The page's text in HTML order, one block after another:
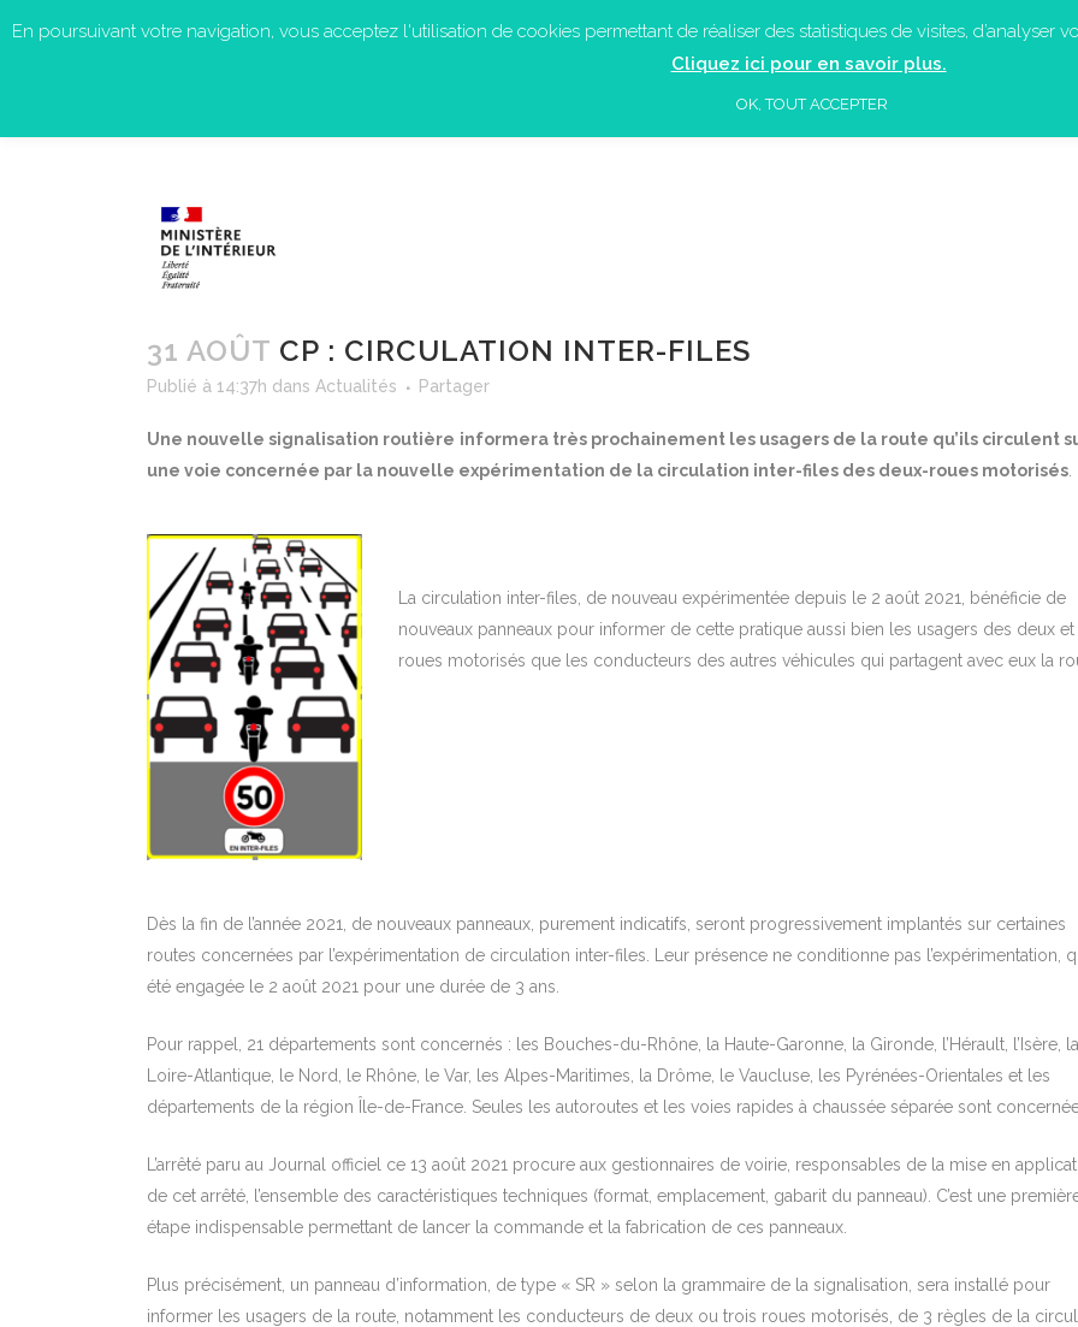
ACCUEIL LES ACTUALITÉS
31 AOÛT CP : CIRCULATION INTER-FILES
Publié à 14:37h dans Actualités Partager
Une nouvelle signalisation routière informera très prochainement les usagers de la route qu’ils circulent
une voie concernée par la nouvelle expérimentation de la circulation inter-files des deux-roues motorisés
La circulation inter-files, de nouveau expérimentée depuis le 2 août 2021, bénéficie de
nouveaux panneaux pour informer de cette pratique aussi bien les usagers des deux et
roues motorisés que les conducteurs des autres véhicules qui partagent avec eux la
Dès la fin de l’année 2021, de nouveaux panneaux, purement indicatifs, seront progressivement implantés sur certaines
routes concernées par l’expérimentation de circulation inter-files. Leur présence ne conditionne pas l’expérimentation,
été engagée le 2 août 2021 pour une durée de 3 ans.
Pour rappel, 21 départements sont concernés : les Bouches-du-Rhône, la Haute-Garonne, la Gironde, l’Hérault, l’Isère, la
Loire-Atlantique, le Nord, le Rhône, le Var, les Alpes-Maritimes, la Drôme, le Vaucluse, les Pyrénées-Orientales et les
départements de la région Île-de-France. Seules les autoroutes et les voies rapides à chaussée séparée sont
L’arrêté paru au Journal officiel ce 13 août 2021 procure aux gestionnaires de voirie, responsables de la mise en
de cet arrêté, l’ensemble des caractéristiques techniques (format, emplacement, gabarit du panneau). C’est une
étape indispensable permettant de lancer la commande et la fabrication de ces panneaux.
Plus précisément, un panneau d’information, de type « SR » selon la grammaire de la signalisation, sera installé pour
informer les usagers de la route, notamment les conducteurs de deux ou trois roues motorisés, de 3 règles de la
En poursuivant votre navigation, vous acceptez l'utilisation de cookies permettant de réaliser des statistiques de visites, d’analyser
Cliquez ici pour en savoir plus.
OK, TOUT ACCEPTER